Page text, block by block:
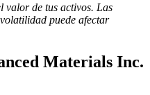
valor de tus activos. Las
puede afectar
Materials Inc.